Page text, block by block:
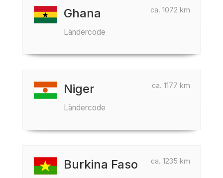
ca. 1072 km
Ghana
Ländercode
ca. 1177 km
Niger
Ländercode
ca. 1235 km
Burkina Faso